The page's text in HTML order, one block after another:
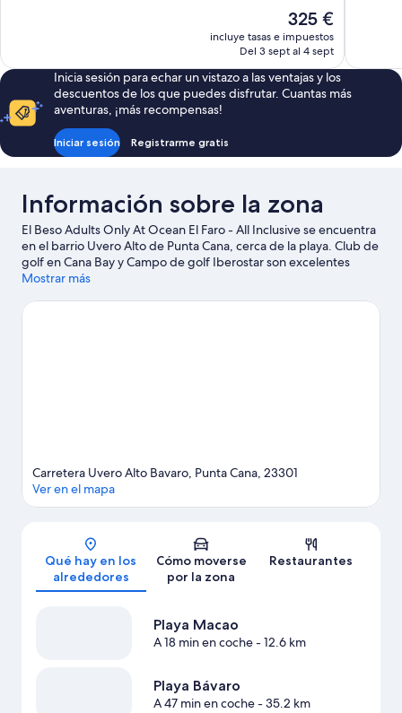
El
precio
actual
de
325 €
325 €
incluye tasas e impuestos
Del 3 sept al 4 sept
Inicia sesión para echar un vistazo a las ventajas y los
descuentos de los que puedes disfrutar. Cuantas más
aventuras, ¡más recompensas!
Iniciar sesión Registrarme gratis
Información sobre la zona
El Beso Adults Only At Ocean El Faro - All Inclusive se encuentra
en el barrio Uvero Alto de Punta Cana, cerca de la playa. Club de
golf en Cana Bay y Campo de golf Iberostar son excelentes
opciones para los que buscan unas vacaciones activas, pero si
Arena Gorda son lo que necesitas. Parque acuático Sirenis
Mostrar más
Mapa
Carretera Uvero Alto Bavaro, Punta Cana, 23301
Ver en el mapa
Qué hay en los
alrededores
Cómo moverse
por la zona
Restaurantes
Playa Macao
A 18 min en coche- 12.6 km
Playa Bávaro
A 47 min en coche- 35.2 km